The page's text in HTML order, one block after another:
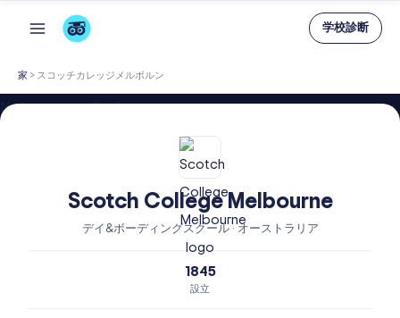
ス
キ
学校診断
家 > スコッチカレッジメルボルン
No images available
Scotch College Melbourne
デイ&ボーディングスクール · オーストラリア
1845
設立